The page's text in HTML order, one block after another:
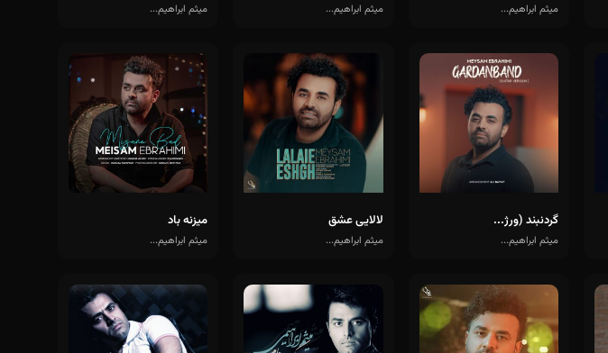
میثم ابراهیم... میثم ابراهیم... میثم ابراهیم...
گردنبند (ورژ...
میثم ابراهیم...
لالایی عشق
میثم ابراهیم...
میزنه باد
میثم ابراهیم...